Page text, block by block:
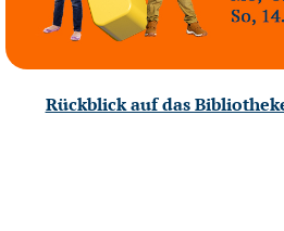
Rückblick auf das